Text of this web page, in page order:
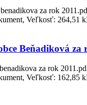
za rok
Veľkosť: 264,51
Beňadiková za
za rok
Veľkosť: 162,85